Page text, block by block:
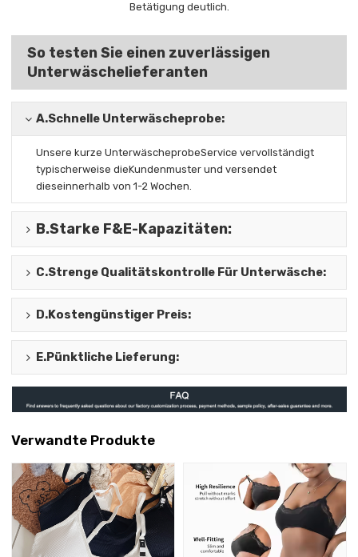
Betätigung deutlich.
So testen Sie einen zuverlässigen
Unterwäschelieferanten
A.Schnelle Unterwäscheprobe:
Unsere kurze UnterwäscheprobeService vervollständigt
typischerweise dieKundenmuster und versendet
dieseinnerhalb von 1-2 Wochen.
B.Starke F&E-Kapazitäten:
C.Strenge Qualitätskontrolle Für Unterwäsche:
D.Kostengünstiger Preis:
E.Pünktliche Lieferung:
Verwandte Produkte